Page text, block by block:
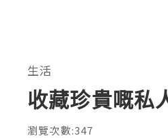
生活
收藏珍貴嘅私
瀏覽次數:347